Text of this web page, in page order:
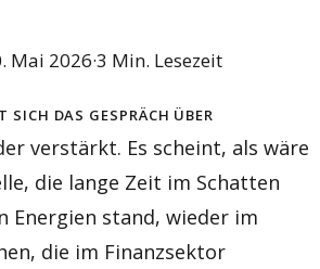
Mai 2026·3 Min. Lesezeit
das Gespräch über
verstärkt. Es scheint, als wäre
die lange Zeit im Schatten
Energien stand, wieder im
die im Finanzsektor